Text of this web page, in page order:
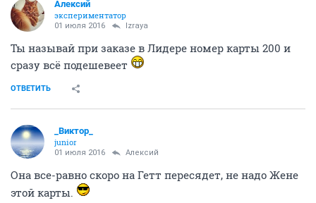
Алексий
экспериментатор
01 июля 2016 Izraya
Ты называй при заказе в Лидере номер карты 200 и
сразу всё подешевеет
ОТВЕТИТЬ
_Виктор_
juniоr
01 июля 2016 Алексий
Она все-равно скоро на Гетт пересядет, не надо Жене
этой карты.